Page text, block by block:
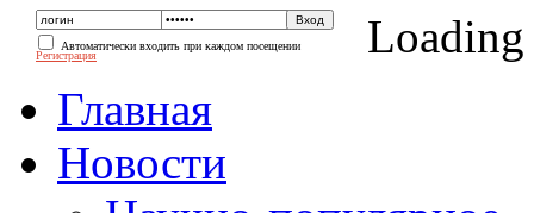
Автоматически входить при каждом посещении
Регистрация
Loading
Главная
Новости